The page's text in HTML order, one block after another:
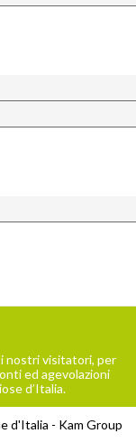
nostri visitatori, per
ed agevolazioni
d’Italia.
d'Italia - Kam Group